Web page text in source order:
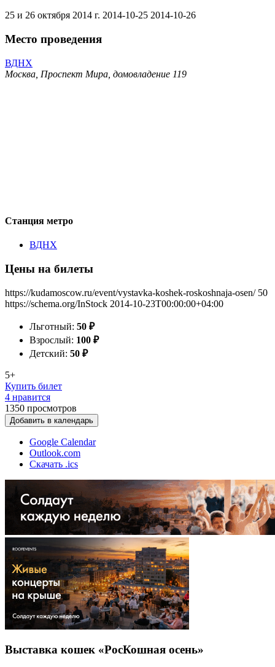
25 и 26 октября 2014 г. 2014-10-25 2014-10-26
Место проведения
ВДНХ
Москва, Проспект Мира, домовладение 119
Станция метро
ВДНХ
Цены на билеты
https://kudamoscow.ru/event/vystavka-koshek-roskoshnaja-osen/ 50
https://schema.org/InStock 2014-10-23T00:00:00+04:00
Льготный: 50 ₽
Взрослый: 100 ₽
Детский: 50 ₽
5+
Купить билет
4 нравится
1350 просмотров
Добавить в календарь
Google Calendar
Outlook.com
Скачать .ics
Выставка кошек «РосКошная осень»